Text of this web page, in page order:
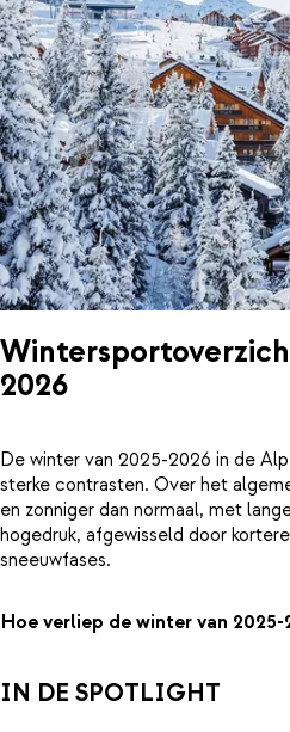
2026
De winter van 2025-2026 in de
sterke contrasten. Over het
en zonniger dan normaal, met
hogedruk, afgewisseld door
sneeuwfases.
Hoe verliep de winter van 2025-
IN DE SPOTLIGHT